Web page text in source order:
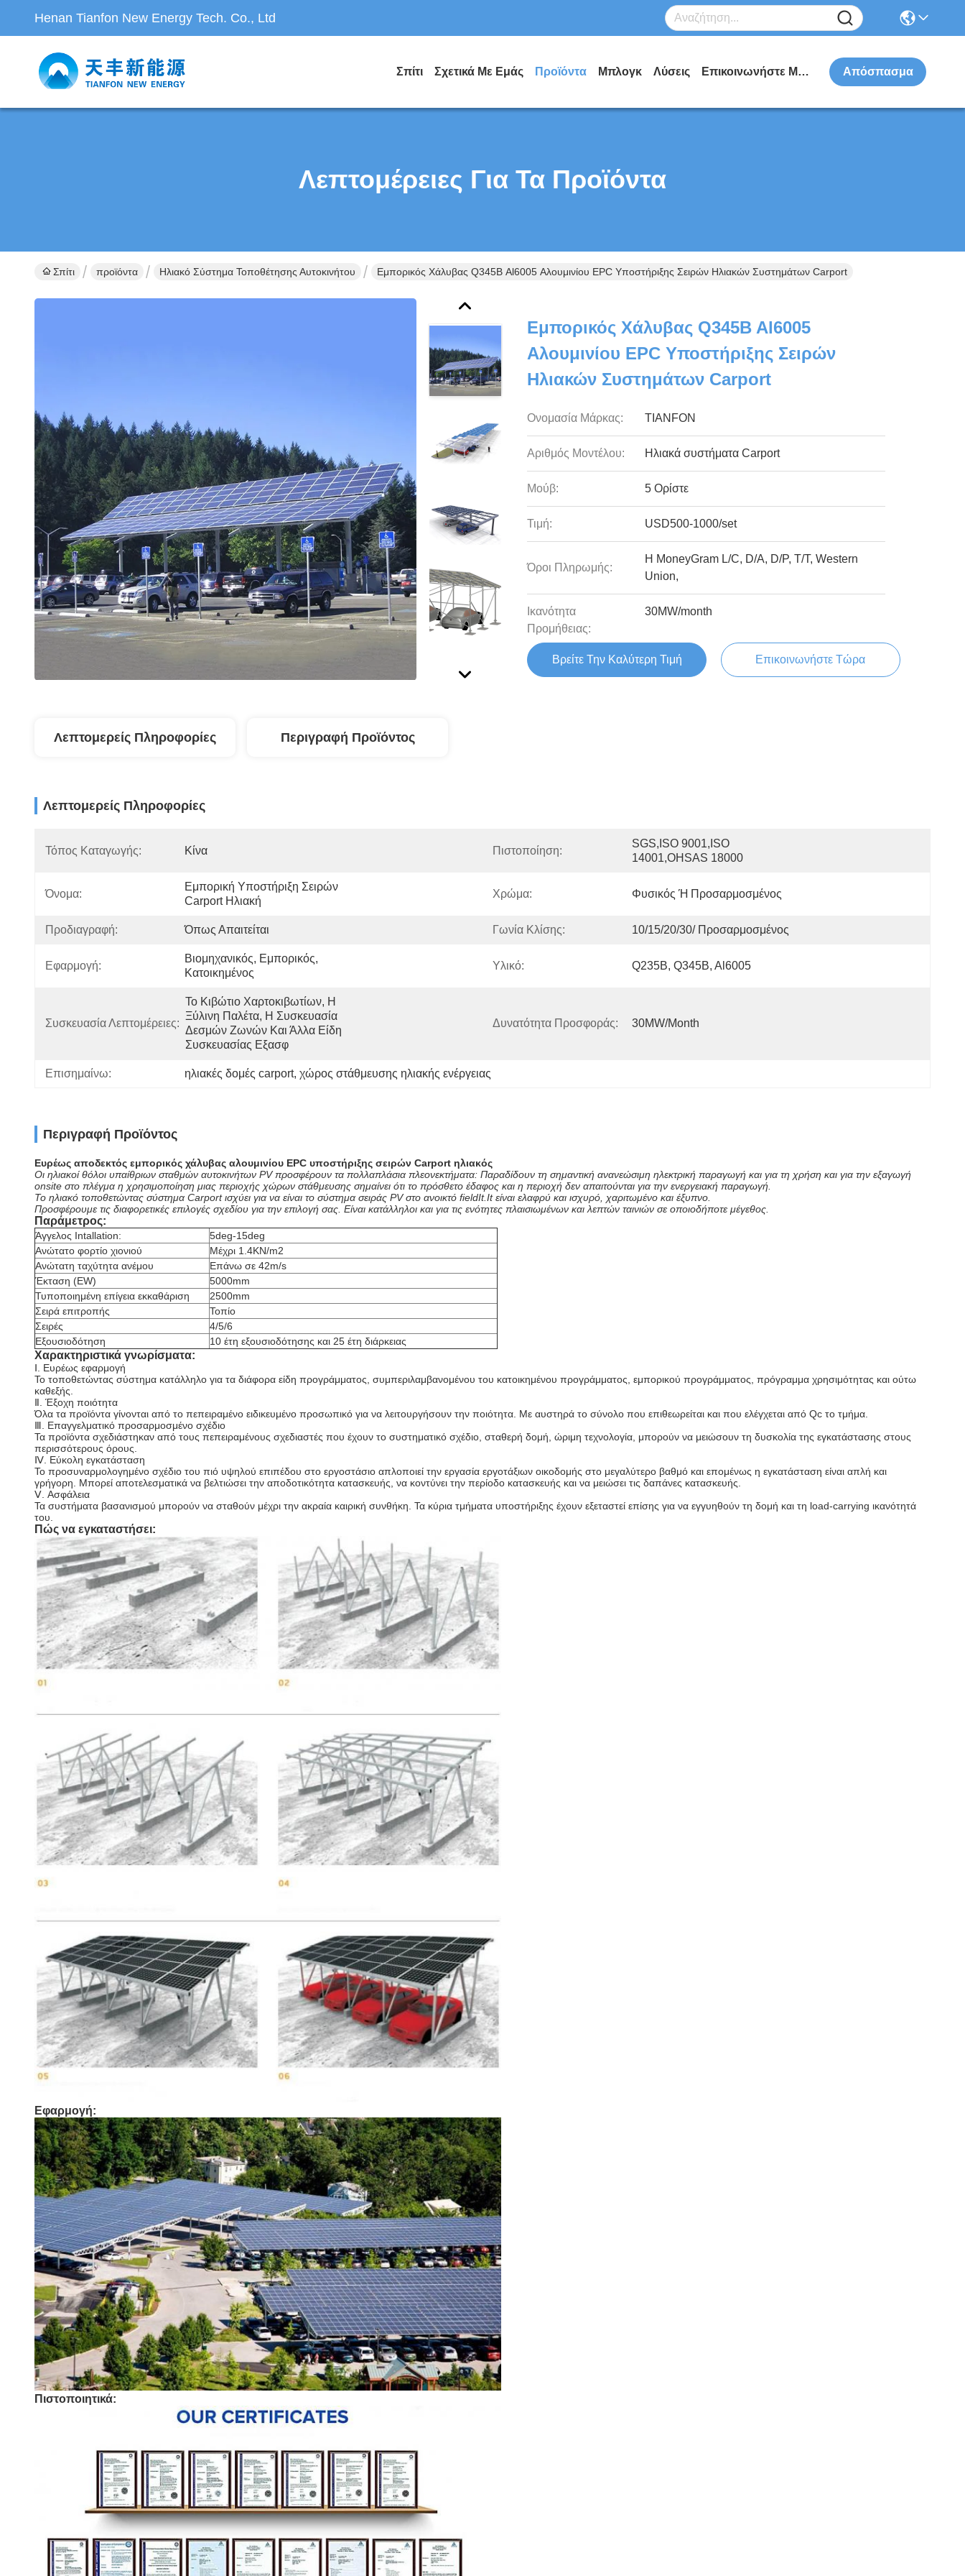
Henan Tianfon New Energy Tech. Co., Ltd
Σπίτι Σχετικά Με Εμάς Προϊόντα Μπλογκ Λύσεις Επικοινωνήστε Μαζί Μας Απόσπασμα
Λεπτομέρειες Για Τα Προϊόντα
Σπίτι προϊόντα Ηλιακό Σύστημα Τοποθέτησης Αυτοκινήτου Εμπορικός Χάλυβας Q345B Al6005 Αλουμινίου EPC Υποστήριξης Σειρών Ηλιακών Συστημάτων Carport
Εμπορικός Χάλυβας Q345B Al6005
Αλουμινίου EPC Υποστήριξης Σειρών
Ηλιακών Συστημάτων Carport
Ονομασία Μάρκας: TIANFON
Αριθμός Μοντέλου: Ηλιακά συστήματα Carport
Μούβ: 5 Ορίστε
Τιμή: USD500-1000/set
Όροι Πληρωμής:
Η MoneyGram L/C, D/A, D/P, T/T, Western
Union,
Ικανότητα
Προμήθειας:
30MW/month
Βρείτε Την Καλύτερη Τιμή Επικοινωνήστε Τώρα
Λεπτομερείς Πληροφορίες Περιγραφή Προϊόντος
Λεπτομερείς Πληροφορίες
Τόπος Καταγωγής: Κίνα Πιστοποίηση:
SGS,ISO 9001,ISO
14001,OHSAS 18000
Όνομα:
Εμπορική Υποστήριξη Σειρών
Carport Ηλιακή
Χρώμα: Φυσικός Ή Προσαρμοσμένος
Προδιαγραφή: Όπως Απαιτείται Γωνία Κλίσης: 10/15/20/30/ Προσαρμοσμένος
Εφαρμογή:
Βιομηχανικός, Εμπορικός,
Κατοικημένος
Υλικό: Q235B, Q345B, Al6005
Συσκευασία Λεπτομέρειες:
Το Κιβώτιο Χαρτοκιβωτίων, Η
Ξύλινη Παλέτα, Η Συσκευασία
Δεσμών Ζωνών Και Άλλα Είδη
Συσκευασίας Εξασφ
Δυνατότητα Προσφοράς: 30MW/month
Επισημαίνω: ηλιακές δομές carport, χώρος στάθμευσης ηλιακής ενέργειας
Περιγραφή Προϊόντος
Ευρέως αποδεκτός εμπορικός χάλυβας αλουμινίου EPC υποστήριξης σειρών Carport ηλιακός
Οι ηλιακοί θόλοι υπαίθριων σταθμών αυτοκινήτων PV προσφέρουν τα πολλαπλάσια πλεονεκτήματα: Παραδίδουν τη σημαντική ανανεώσιμη ηλεκτρική παραγωγή και για τη χρήση και για την εξαγωγή
onsite στο πλέγμα η χρησιμοποίηση μιας περιοχής χώρων στάθμευσης σημαίνει ότι το πρόσθετο έδαφος και η περιοχή δεν απαιτούνται για την ενεργειακή παραγωγή.
Το ηλιακό τοποθετώντας σύστημα Carport ισχύει για να είναι το σύστημα σειράς PV στο ανοικτό fieldIt.It είναι ελαφρύ και ισχυρό, χαριτωμένο και έξυπνο.
Προσφέρουμε τις διαφορετικές επιλογές σχεδίου για την επιλογή σας. Είναι κατάλληλοι και για τις ενότητες πλαισιωμένων και λεπτών ταινιών σε οποιοδήποτε μέγεθος.
Παράμετρος:
Άγγελος Intallation:
5deg-15deg
Ανώτατο φορτίο χιονιού
Μέχρι 1.4KN/m2
Ανώτατη ταχύτητα ανέμου
Επάνω σε 42m/s
Έκταση (EW)
5000mm
Τυποποιημένη επίγεια εκκαθάριση
2500mm
Σειρά επιτροπής
Τοπίο
Σειρές
4/5/6
Εξουσιοδότηση
10 έτη εξουσιοδότησης και 25 έτη διάρκειας
Χαρακτηριστικά γνωρίσματα:
Ⅰ. Ευρέως εφαρμογή
Το τοποθετώντας σύστημα κατάλληλο για τα διάφορα είδη προγράμματος, συμπεριλαμβανομένου του κατοικημένου προγράμματος, εμπορικού προγράμματος, πρόγραμμα χρησιμότητας και ούτω
καθεξής.
Ⅱ . Έξοχη ποιότητα
Όλα τα προϊόντα γίνονται από το πεπειραμένο ειδικευμένο προσωπικό για να λειτουργήσουν την ποιότητα. Με αυστηρά το σύνολο που επιθεωρείται και που ελέγχεται από Qc το τμήμα.
Ⅲ. Επαγγελματικό προσαρμοσμένο σχέδιο
Τα προϊόντα σχεδιάστηκαν από τους πεπειραμένους σχεδιαστές που έχουν το συστηματικό σχέδιο, σταθερή δομή, ώριμη τεχνολογία, μπορούν να μειώσουν τη δυσκολία της εγκατάστασης στους
περισσότερους όρους.
Ⅳ . Εύκολη εγκατάσταση
Το προσυναρμολογημένο σχέδιο του πιό υψηλού επιπέδου στο εργοστάσιο απλοποιεί την εργασία εργοτάξιων οικοδομής στο μεγαλύτερο βαθμό και επομένως η εγκατάσταση είναι απλή και
γρήγορη. Μπορεί αποτελεσματικά να βελτιώσει την αποδοτικότητα κατασκευής, να κοντύνει την περίοδο κατασκευής και να μειώσει τις δαπάνες κατασκευής.
Ⅴ . Ασφάλεια
Τα συστήματα βασανισμού μπορούν να σταθούν μέχρι την ακραία καιρική συνθήκη. Τα κύρια τμήματα υποστήριξης έχουν εξεταστεί επίσης για να εγγυηθούν τη δομή και τη load-carrying ικανότητά
του.
Πώς να εγκαταστήσει:
Εφαρμογή:
Πιστοποιητικά: